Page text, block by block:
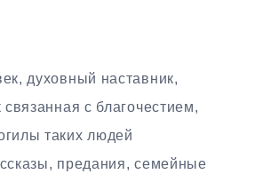
духовный наставник,
с благочестием,
таких людей
предания, семейные